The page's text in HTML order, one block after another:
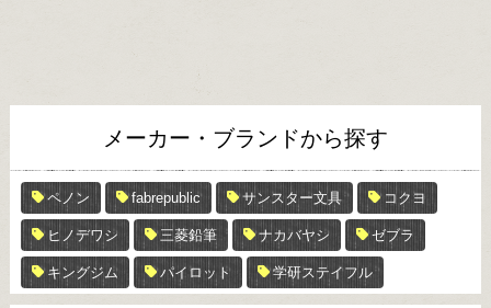
メーカー・ブランドから探す
ペノン fabrepublic サンスター文具 コクヨ
ヒノデワシ 三菱鉛筆 ナカバヤシ ゼブラ
キングジム パイロット 学研ステイフル